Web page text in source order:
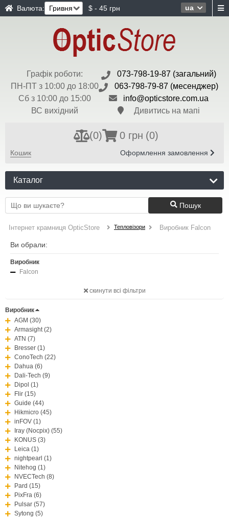
ua
Валюта: $ - 45 грн
Графік роботи:
ПН-ПТ з 10:00 до 18:00
Сб з 10:00 до 15:00
ВС вихідний
073-798-19-87 (загальний)
063-798-79-87 (месенджер)
info@opticstore.com.ua
Дивитись на мапі
(0) 0 грн (0)
Кошик Оформлення замовлення
Каталог
Пошук
Інтернет крамниця OpticStore Тепловізори Виробник Falcon
Ви обрали:
Виробник
Falcon
скинути всі фільтри
Виробник
AGM (30)
Armasight (2)
ATN (7)
Bresser (1)
ConoTech (22)
Dahua (6)
Dali-Tech (9)
Dipol (1)
Flir (15)
Guide (44)
Hikmicro (45)
inFOV (1)
Iray (Nocpix) (55)
KONUS (3)
Leica (1)
nightpearl (1)
Nitehog (1)
NVECTech (8)
Pard (15)
PixFra (6)
Pulsar (57)
Sytong (5)